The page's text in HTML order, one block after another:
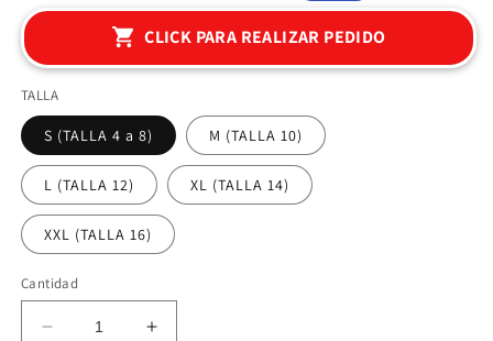
habitual
de
oferta
CLICK PARA REALIZAR PEDIDO
TALLA
S (TALLA 4 a 8) M (TALLA 10)
L (TALLA 12) XL (TALLA 14)
XXL (TALLA 16)
Cantidad
Reducir
Aumentar